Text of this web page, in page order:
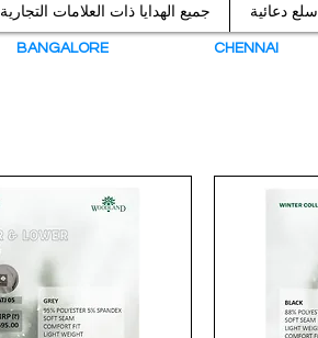
جميع الهدايا ذات العلامات التجارية سلع دعائية
BANGALORE CHENNAI